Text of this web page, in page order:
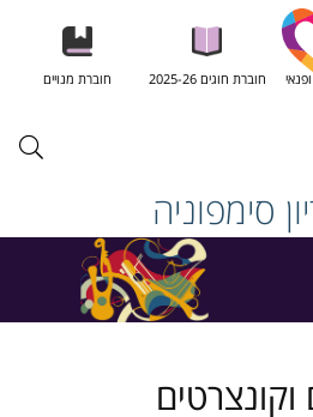
חוברת חוגים 2025-26 חוברת מנויים
סימפוניה
וקונצרטים